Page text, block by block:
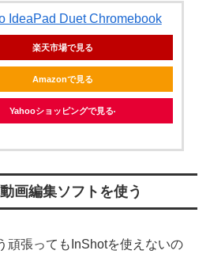
IdeaPad Duet Chromebook
楽天市場で見る
Amazonで見る
Yahooショッピングで見る
画編集ソフトを使う
頑張ってもInShotを使えないの